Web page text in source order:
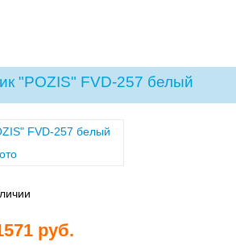
"POZIS" FVD-257 белый
руб.